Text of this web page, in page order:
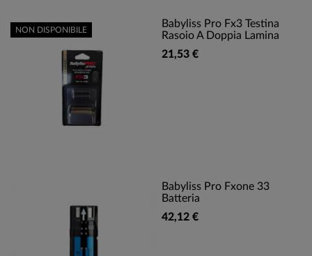
Babyliss Pro Fx3 Testina
Rasoio A Doppia Lamina
21,53 €
NON DISPONIBILE
Babyliss Pro Fxone 33
Batteria
42,12 €